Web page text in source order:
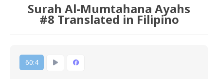
Surah Al-Mumtahana Ayahs
#8 Translated in Filipino
60:4